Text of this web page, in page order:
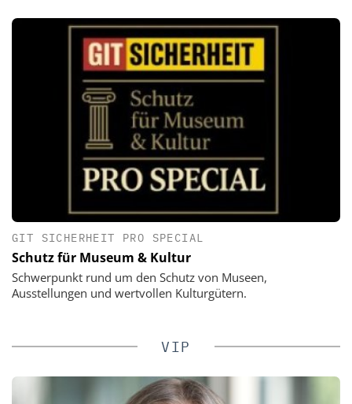
GIT SICHERHEIT PRO SPECIAL
Schutz für Museum & Kultur
Schwerpunkt rund um den Schutz von Museen,
Ausstellungen und wertvollen Kulturgütern.
VIP